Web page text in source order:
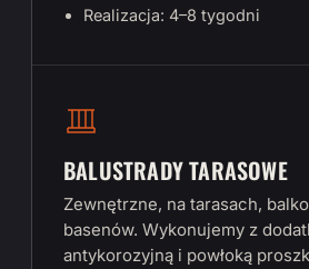
Realizacja: 4–8 tygodni
BALUSTRADY TARASOWE
Zewnętrzne, na tarasach,
basenów. Wykonujemy z
antykorozyjną i powłoką